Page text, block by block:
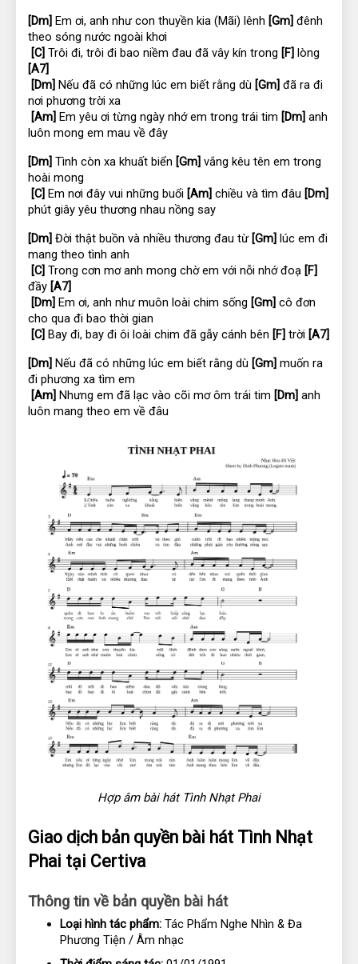
[Dm] Em ơi, anh như con thuyền kia (Mãi) lênh [Gm] đênh
theo sóng nước ngoài khơi
[C] Trôi đi, trôi đi bao niềm đau đã vây kín trong [F]
[A7]
[Dm] Nếu đã có những lúc em biết rằng dù [Gm] đã ra đi
nơi phương trời xa
[Am] Em yêu ơi từng ngày nhớ em trong trái tim [Dm] anh
luôn mong em mau về đây
[Dm] Tình còn xa khuất biển [Gm] vắng kêu tên em trong
hoài mong
[C] Em nơi đây vui những buổi [Am] chiều và tìm đâu [Dm]
phút giây yêu thương nhau nồng say
[Dm] Đời thật buồn và nhiều thương đau từ [Gm] lúc em đi
mang theo tình anh
[C] Trong cơn mơ anh mong chờ em với nỗi nhớ đoạ [F]
đầy [A7]
[Dm] Em ơi, anh như muôn loài chim sống [Gm] cô đơn
cho qua đi bao thời gian
[C] Bay đi, bay đi ôi loài chim đã gẫy cánh bên [F] trời [A7]
[Dm] Nếu đã có những lúc em biết rằng dù [Gm] muốn ra
đi phương xa tìm em
[Am] Nhưng em đã lạc vào cõi mơ ôm trái tim [Dm] anh
luôn mang theo em về đâu
Hợp âm bài hát Tình Nhạt Phai
Giao dịch bản quyền bài hát Tình Nhạt
Phai tại Certiva
Thông tin về bản quyền bài hát
Loại hình tác phẩm: Tác Phẩm Nghe Nhìn & Đa
Phương Tiện / Âm nhạc